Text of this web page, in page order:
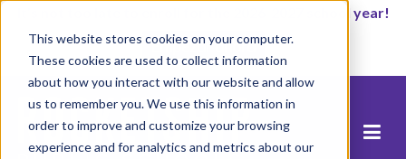
This website stores cookies on your computer.
These cookies are used to collect information
about how you interact with our website and allow
us to remember you. We use this information in
order to improve and customize your browsing
experience and for analytics and metrics about our
It’s not too late to enroll for the 2026-2027 school year!
Empezar ahora